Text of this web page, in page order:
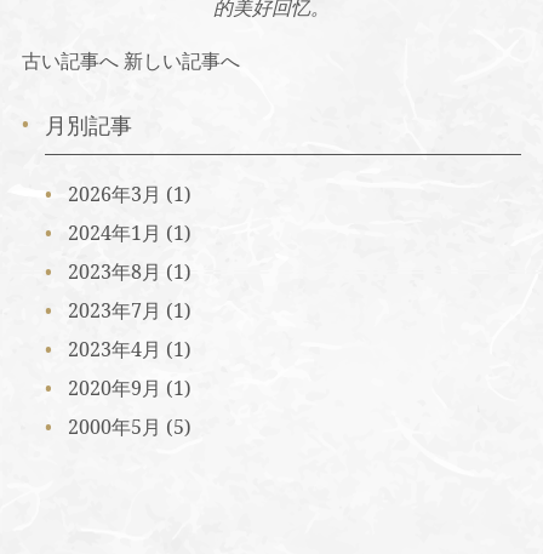
的美好回忆。
古い記事へ新しい記事へ
月別記事
2026年3月 (1)
2024年1月 (1)
2023年8月 (1)
2023年7月 (1)
2023年4月 (1)
2020年9月 (1)
2000年5月 (5)